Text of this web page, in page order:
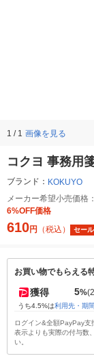
1 / 1 画像を見る
コクヨ 事務用
ブランド： KOKUYO
メーカー希望小売価格：
6%OFF価格
610円 （税込） セール
お買い物でもらえる
獲得 5%
うち4.5%は利用先・期
ログイン&全額PayPay支
表示よりも実際の付与数
い。